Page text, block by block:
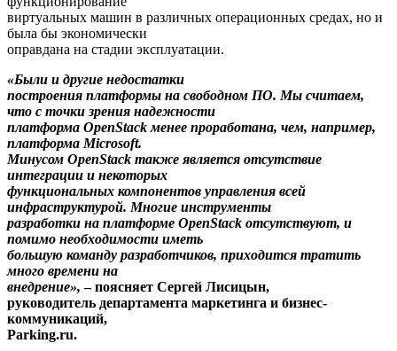
виртуальных машин в различных операционных средах, но и
была бы экономически
оправдана на стадии эксплуатации.
«Были и другие недостатки
построения платформы на свободном ПО. Мы считаем,
что с точки зрения надежности
платформа OpenStack менее проработана, чем, например,
платформа Microsoft.
Минусом OpenStack также является отсутствие
интеграции и некоторых
функциональных компонентов управления всей
инфраструктурой. Многие инструменты
разработки на платформе OpenStack отсутствуют, и
помимо необходимости иметь
большую команду разработчиков, приходится тратить
много времени на
внедрение», – поясняет Сергей Лисицын,
руководитель департамента маркетинга и бизнес-
коммуникаций,
Parking.ru.